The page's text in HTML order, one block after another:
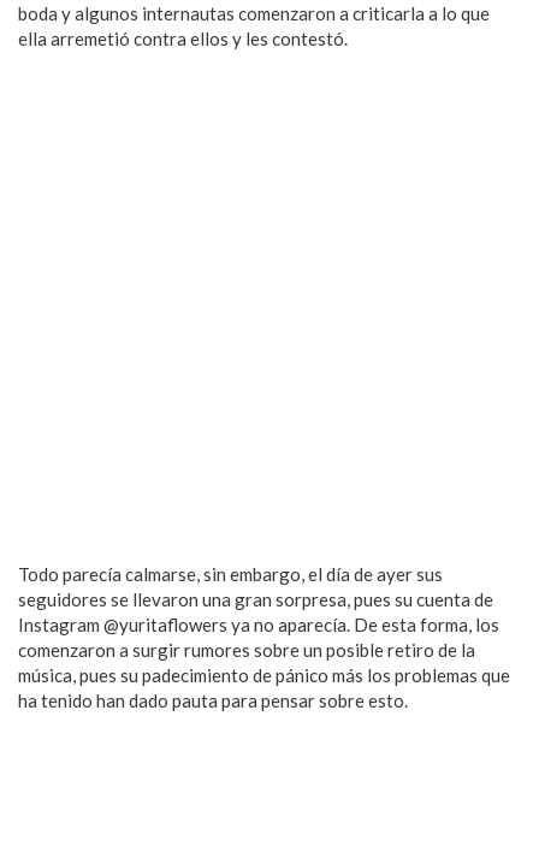
boda y algunos internautas comenzaron a criticarla a lo que
ella arremetió contra ellos y les contestó.
Todo parecía calmarse, sin embargo, el día de ayer sus
seguidores se llevaron una gran sorpresa, pues su cuenta de
Instagram @yuritaflowers ya no aparecía. De esta forma, los
comenzaron a surgir rumores sobre un posible retiro de la
música, pues su padecimiento de pánico más los problemas que
ha tenido han dado pauta para pensar sobre esto.